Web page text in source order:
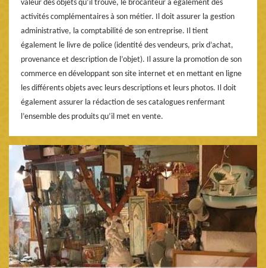
valeur des objets qu’il trouve, le brocanteur a également des
activités complémentaires à son métier. Il doit assurer la gestion
administrative, la comptabilité de son entreprise. Il tient
également le livre de police (identité des vendeurs, prix d’achat,
provenance et description de l’objet). Il assure la promotion de son
commerce en développant son site internet et en mettant en ligne
les différents objets avec leurs descriptions et leurs photos. Il doit
également assurer la rédaction de ses catalogues renfermant
l’ensemble des produits qu’il met en vente.